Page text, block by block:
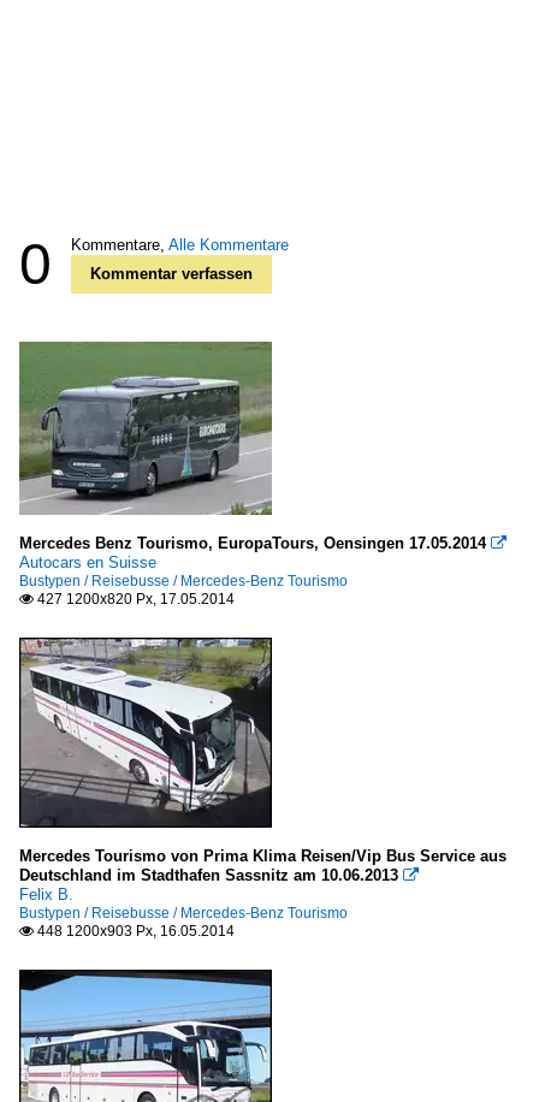
0 Kommentare, Alle Kommentare
Kommentar verfassen
Mercedes Benz Tourismo, EuropaTours, Oensingen 17.05.2014 
Autocars en Suisse
Bustypen / Reisebusse / Mercedes-Benz Tourismo
 427 1200x820 Px, 17.05.2014
Mercedes Tourismo von Prima Klima Reisen/Vip Bus Service aus
Deutschland im Stadthafen Sassnitz am 10.06.2013 
Felix B.
Bustypen / Reisebusse / Mercedes-Benz Tourismo
 448 1200x903 Px, 16.05.2014